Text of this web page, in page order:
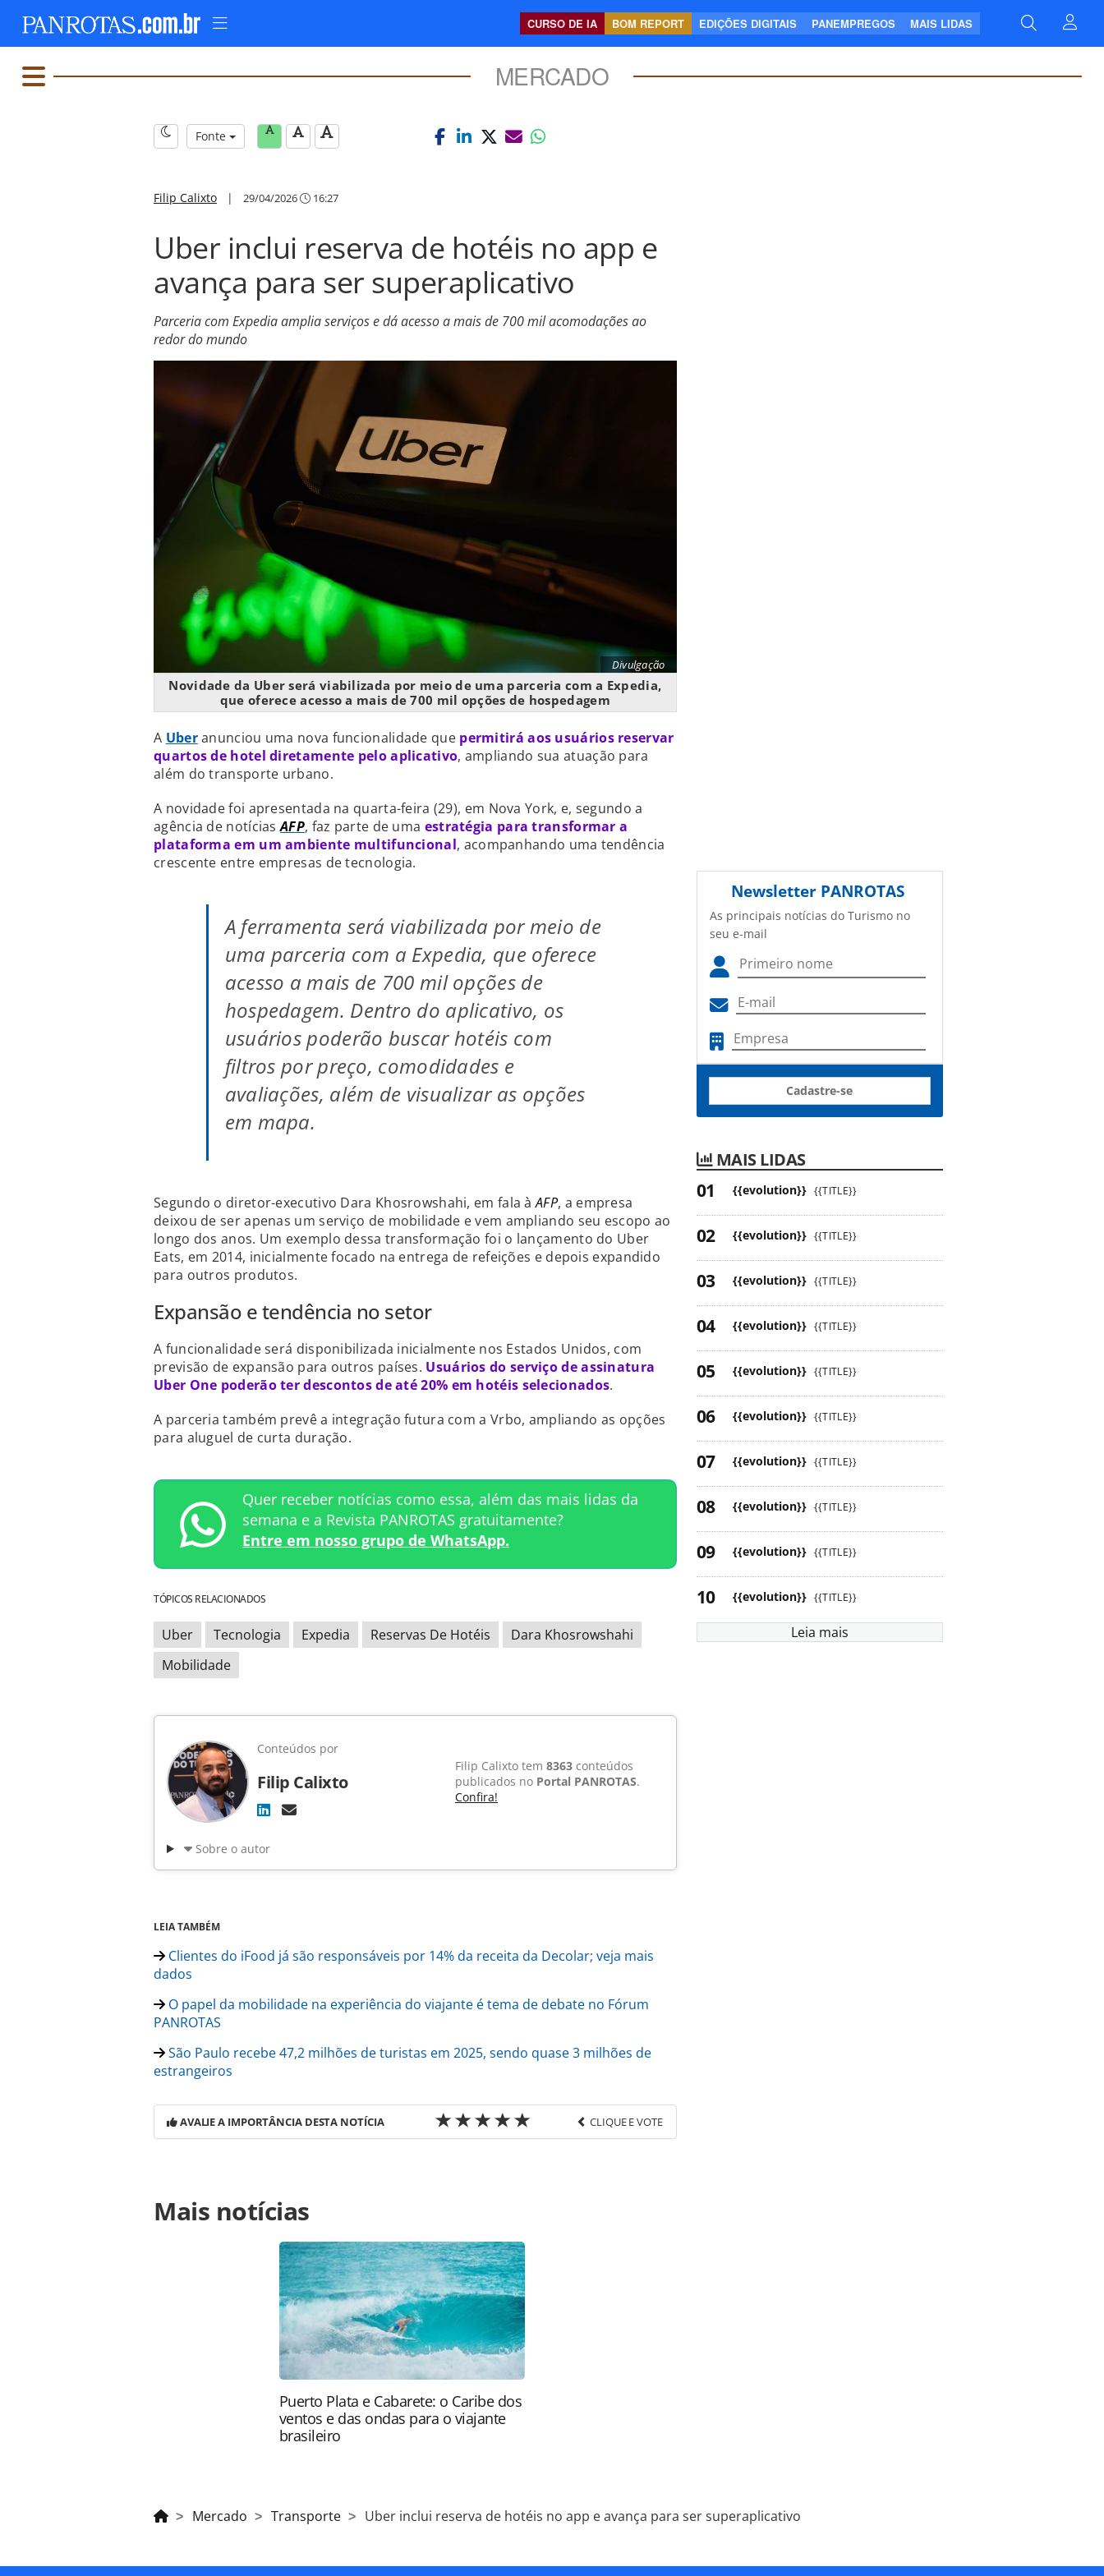
CURSO DE IA BOM REPORT EDIÇÕES DIGITAIS PANEMPREGOS MAIS LIDAS
MERCADO
Fonte
Filip Calixto | 29/04/2026 16:27
Uber inclui reserva de hotéis no app e
avança para ser superaplicativo
Parceria com Expedia amplia serviços e dá acesso a mais de 700 mil acomodações ao
redor do mundo
Divulgação
Novidade da Uber será viabilizada por meio de uma parceria com a Expedia,
que oferece acesso a mais de 700 mil opções de hospedagem
A Uberanunciou uma nova funcionalidade que permitirá aos usuários reservar
quartos de hotel diretamente pelo aplicativo, ampliando sua atuação para
além do transporte urbano.
A novidade foi apresentada na quarta-feira (29), em Nova York, e, segundo a
agência de notíciasAFP, faz parte de uma estratégia para transformar a
plataforma em um ambiente multifuncional, acompanhando uma tendência
crescente entre empresas de tecnologia.
A ferramenta será viabilizada por meio de
uma parceria com a Expedia, que oferece
acesso a mais de 700 mil opções de
hospedagem. Dentro do aplicativo, os
usuários poderão buscar hotéis com
filtros por preço, comodidades e
avaliações, além de visualizar as opções
em mapa.
Segundo o diretor-executivo Dara Khosrowshahi, em fala àAFP, a empresa
deixou de ser apenas um serviço de mobilidade e vem ampliando seu escopo ao
longo dos anos. Um exemplo dessa transformação foi o lançamento do Uber
Eats, em 2014, inicialmente focado na entrega de refeições e depois expandido
para outros produtos.
Expansão e tendência no setor
A funcionalidade será disponibilizada inicialmente nos Estados Unidos, com
previsão de expansão para outros países. Usuários do serviço de assinatura
Uber One poderão ter descontos de até 20% em hotéis selecionados.
A parceria também prevê a integração futura com a Vrbo, ampliando as opções
para aluguel de curta duração.
Quer receber notícias como essa, além das mais lidas da
semana e a Revista PANROTAS gratuitamente?
Entre em nosso grupo de WhatsApp.
TÓPICOS RELACIONADOS
Uber Tecnologia Expedia Reservas De Hotéis
Dara Khosrowshahi
Mobilidade
Conteúdos por
Filip Calixto
Filip Calixto tem 8363 conteúdos
publicados no Portal PANROTAS.
Confira!
Sobre o autor
LEIA TAMBÉM
Clientes do iFood já são responsáveis por 14% da receita da Decolar; veja mais
dados
O papel da mobilidade na experiência do viajante é tema de debate no Fórum
PANROTAS
São Paulo recebe 47,2 milhões de turistas em 2025, sendo quase 3 milhões de
estrangeiros
AVALIE A IMPORTÂNCIA DESTA NOTÍCIA CLIQUE E VOTE
https://www.panrotas.com.br/mercado/transporte/2026/04/uber-inclui-reserva-de-
hoteis-no-app-e-avanca-para-ser-superaplicativo_228118.html ou as ferramentas
oferecidas na página. Todo o conteúdo produzido pela PANROTAS Editora é protegido
pela legislação brasileira sobre direito autoral. Não reproduza o conteúdo sem
autorização da PANROTAS Editora (copyright@panrotas.com.br).
Mais notícias
Puerto Plata e Cabarete: o Caribe dos
ventos e das ondas para o viajante
brasileiro
Newsletter PANROTAS
As principais notícias do Turismo no
seu e-mail
Cadastre-se
MAIS LIDAS
{{evolution}} {{TITLE}}
{{evolution}} {{TITLE}}
{{evolution}} {{TITLE}}
{{evolution}} {{TITLE}}
{{evolution}} {{TITLE}}
{{evolution}} {{TITLE}}
{{evolution}} {{TITLE}}
{{evolution}} {{TITLE}}
{{evolution}} {{TITLE}}
{{evolution}} {{TITLE}}
Leia mais
Mercado Transporte Uber inclui reserva de hotéis no app e avança para ser superaplicativo